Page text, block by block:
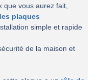
que vous aurez fait,
plaques
simple et rapide
de la maison et